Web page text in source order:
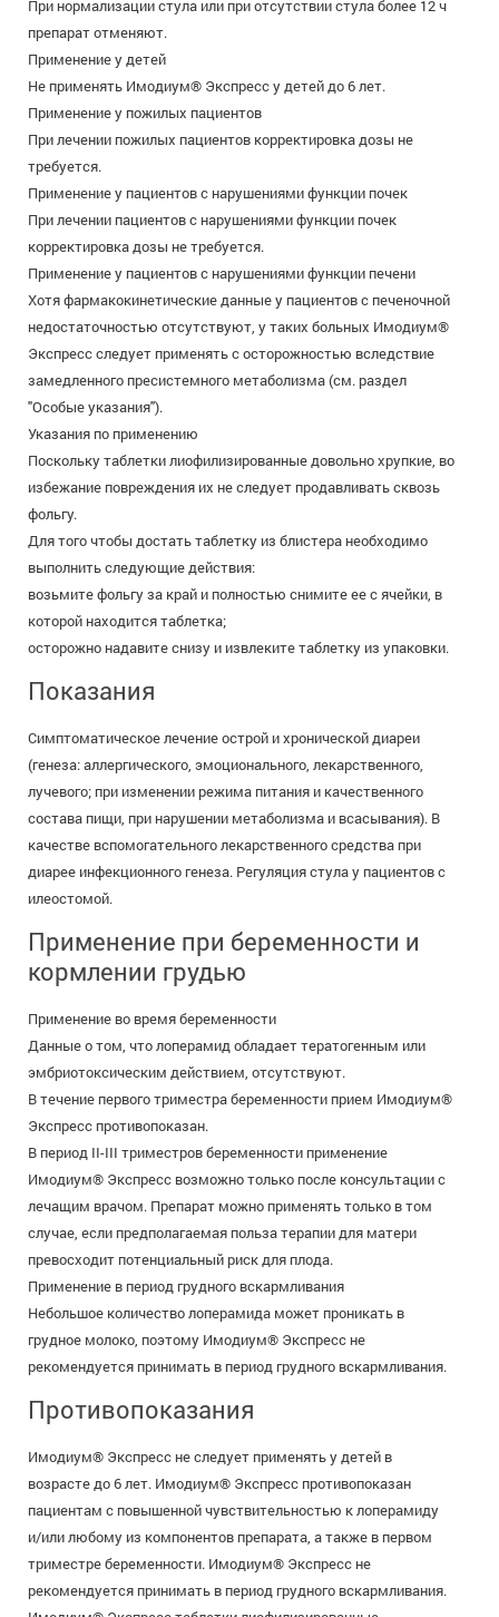
При нормализации стула или при отсутствии стула более 12 ч
препарат отменяют.
Применение у детей
Не применять Имодиум® Экспресс у детей до 6 лет.
Применение у пожилых пациентов
При лечении пожилых пациентов корректировка дозы не
требуется.
Применение у пациентов с нарушениями функции почек
При лечении пациентов с нарушениями функции почек
корректировка дозы не требуется.
Применение у пациентов с нарушениями функции печени
Хотя фармакокинетические данные у пациентов с печеночной
недостаточностью отсутствуют, у таких больных Имодиум®
Экспресс следует применять с осторожностью вследствие
замедленного пресистемного метаболизма (см. раздел
"Особые указания").
Указания по применению
Поскольку таблетки лиофилизированные довольно хрупкие, во
избежание повреждения их не следует продавливать сквозь
фольгу.
Для того чтобы достать таблетку из блистера необходимо
выполнить следующие действия:
возьмите фольгу за край и полностью снимите ее с ячейки, в
которой находится таблетка;
осторожно надавите снизу и извлеките таблетку из упаковки.
Показания
Симптоматическое лечение острой и хронической диареи
(генеза: аллергического, эмоционального, лекарственного,
лучевого; при изменении режима питания и качественного
состава пищи, при нарушении метаболизма и всасывания). В
качестве вспомогательного лекарственного средства при
диарее инфекционного генеза. Регуляция стула у пациентов с
илеостомой.
Применение при беременности и
кормлении грудью
Применение во время беременности
Данные о том, что лоперамид обладает тератогенным или
эмбриотоксическим действием, отсутствуют.
В течение первого триместра беременности прием Имодиум®
Экспресс противопоказан.
В период II-III триместров беременности применение
Имодиум® Экспресс возможно только после консультации с
лечащим врачом. Препарат можно применять только в том
случае, если предполагаемая польза терапии для матери
превосходит потенциальный риск для плода.
Применение в период грудного вскармливания
Небольшое количество лоперамида может проникать в
грудное молоко, поэтому Имодиум® Экспресс не
рекомендуется принимать в период грудного вскармливания.
Противопоказания
Имодиум® Экспресс не следует применять у детей в
возрасте до 6 лет. Имодиум® Экспресс противопоказан
пациентам с повышенной чувствительностью к лоперамиду
и/или любому из компонентов препарата, а также в первом
триместре беременности. Имодиум® Экспресс не
рекомендуется принимать в период грудного вскармливания.